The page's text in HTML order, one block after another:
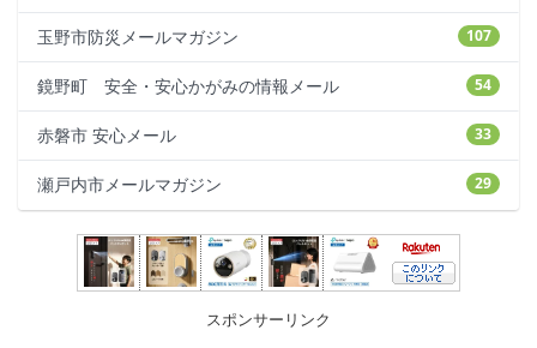
107
玉野市防災メールマガジン
54
鏡野町 安全・安心かがみの情報メール
33
赤磐市 安心メール
29
瀬戸内市メールマガジン
スポンサーリンク